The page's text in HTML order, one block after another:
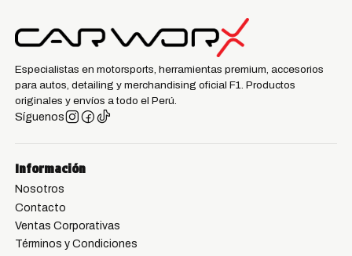
Especialistas en motorsports, herramientas premium, accesorios
para autos, detailing y merchandising oficial F1. Productos
originales y envíos a todo el Perú.
Síguenos
Información
Nosotros
Contacto
Ventas Corporativas
Términos y Condiciones